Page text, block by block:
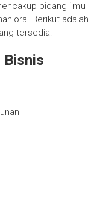
bidang ilmu
Berikut adalah
tersedia:
Bisnis